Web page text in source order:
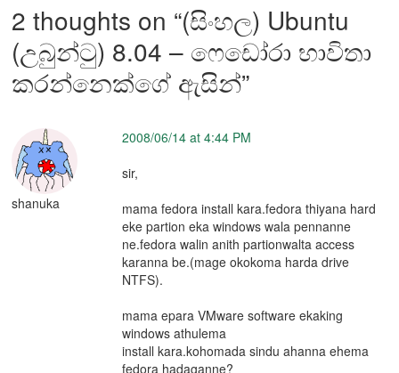
2 thoughts on “(සිංහල) Ubuntu
(උබුන්ටු) 8.04 – ෆෙඩෝරා භාවිතා
කරන්නෙක්ගේ ඇසින්”
shanuka
2008/06/14 at 4:44 PM
sir,
mama fedora install kara.fedora thiyana hard
eke partion eka windows wala pennanne
ne.fedora walin anith partionwalta access
karanna be.(mage okokoma harda drive
NTFS).
mama epara VMware software ekaking
windows athulema
install kara.kohomada sindu ahanna ehema
fedora hadaganne?